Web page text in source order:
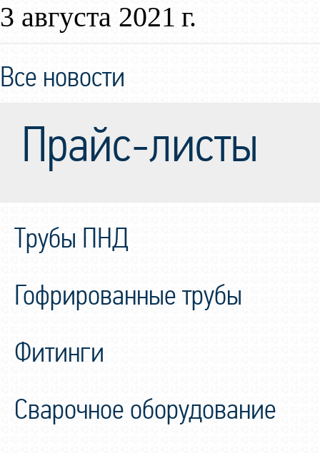
3 августа 2021 г.
Все новости
Прайс-листы
Трубы ПНД
Гофрированные трубы
Фитинги
Сварочное оборудование